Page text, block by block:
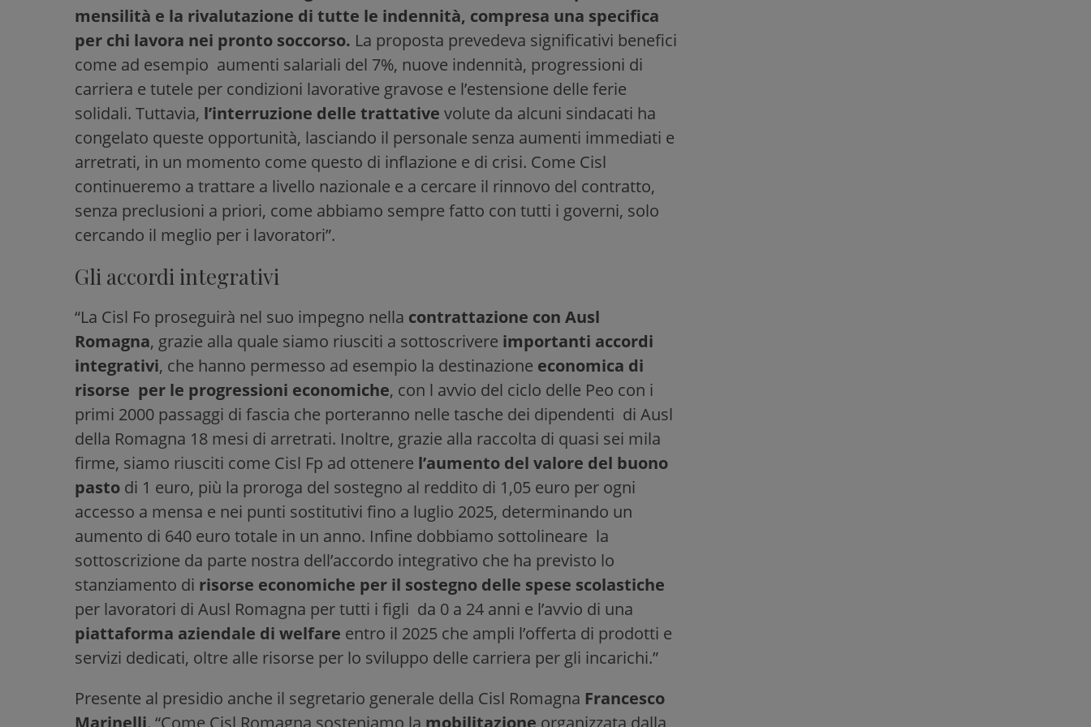
mensilità e la rivalutazione di tutte le indennità, compresa una specifica
per chi lavora nei pronto soccorso. La proposta prevedeva significativi benefici
come ad esempio aumenti salariali del 7%, nuove indennità, progressioni di
carriera e tutele per condizioni lavorative gravose e l’estensione delle ferie
solidali. Tuttavia, l’interruzione delle trattative volute da alcuni sindacati ha
congelato queste opportunità, lasciando il personale senza aumenti immediati e
arretrati, in un momento come questo di inflazione e di crisi. Come Cisl
continueremo a trattare a livello nazionale e a cercare il rinnovo del contratto,
senza preclusioni a priori, come abbiamo sempre fatto con tutti i governi, solo
cercando il meglio per i lavoratori”.
Gli accordi integrativi
“La Cisl Fo proseguirà nel suo impegno nella contrattazione con Ausl
Romagna, grazie alla quale siamo riusciti a sottoscrivere importanti accordi
integrativi, che hanno permesso ad esempio la destinazione economica di
risorse per le progressioni economiche, con l avvio del ciclo delle Peo con i
primi 2000 passaggi di fascia che porteranno nelle tasche dei dipendenti di Ausl
della Romagna 18 mesi di arretrati. Inoltre, grazie alla raccolta di quasi sei mila
firme, siamo riusciti come Cisl Fp ad ottenere l’aumento del valore del buono
pasto di 1 euro, più la proroga del sostegno al reddito di 1,05 euro per ogni
accesso a mensa e nei punti sostitutivi fino a luglio 2025, determinando un
aumento di 640 euro totale in un anno. Infine dobbiamo sottolineare la
sottoscrizione da parte nostra dell’accordo integrativo che ha previsto lo
stanziamento di risorse economiche per il sostegno delle spese scolastiche
per lavoratori di Ausl Romagna per tutti i figli da 0 a 24 anni e l’avvio di una
piattaforma aziendale di welfare entro il 2025 che ampli l’offerta di prodotti e
servizi dedicati, oltre alle risorse per lo sviluppo delle carriera per gli incarichi.”
Presente al presidio anche il segretario generale della Cisl Romagna Francesco